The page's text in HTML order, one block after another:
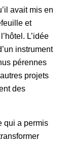
avait mis en
et
L’idée
instrument
pérennes
projets
des
qui a permis